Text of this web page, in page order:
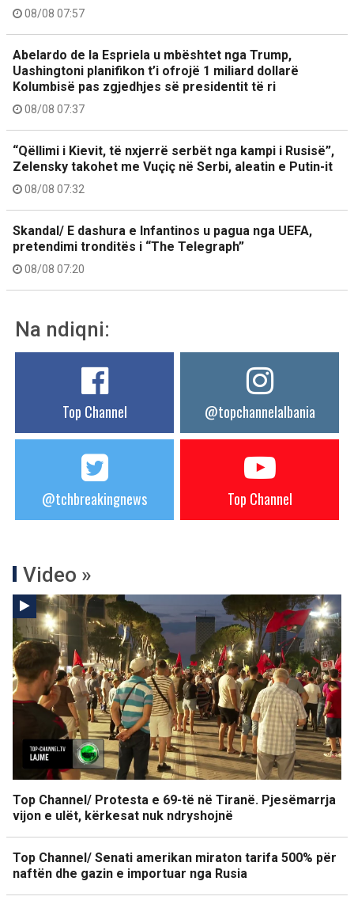
08/08 07:57
Abelardo de la Espriela u mbështet nga Trump,
Uashingtoni planifikon t’i ofrojë 1 miliard dollarë
Kolumbisë pas zgjedhjes së presidentit të ri
08/08 07:37
“Qëllimi i Kievit, të nxjerrë serbët nga kampi i Rusisë”,
Zelensky takohet me Vuçiç në Serbi, aleatin e Putin-it
08/08 07:32
Skandal/ E dashura e Infantinos u pagua nga UEFA,
pretendimi tronditës i “The Telegraph”
08/08 07:20
Na ndiqni:
Top Channel @topchannelalbania
@tchbreakingnews Top Channel
Video »
Top Channel/ Protesta e 69-të në Tiranë. Pjesëmarrja
vijon e ulët, kërkesat nuk ndryshojnë
Top Channel/ Senati amerikan miraton tarifa 500% për
naftën dhe gazin e importuar nga Rusia